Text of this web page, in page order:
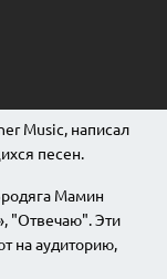
Music, написал
песен.
Мамин
"Отвечаю". Эти
на аудиторию,